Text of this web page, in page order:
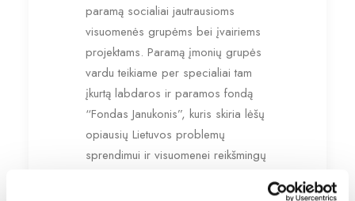
paramą socialiai jautrausioms
visuomenės grupėms bei įvairiems
projektams. Paramą įmonių grupės
vardu teikiame per specialiai tam
įkurtą labdaros ir paramos fondą
“Fondas Janukonis”, kuris skiria lėšų
opiausių Lietuvos problemų
sprendimui ir visuomenei reikšmingų